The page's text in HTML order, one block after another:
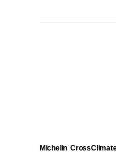
Michelin